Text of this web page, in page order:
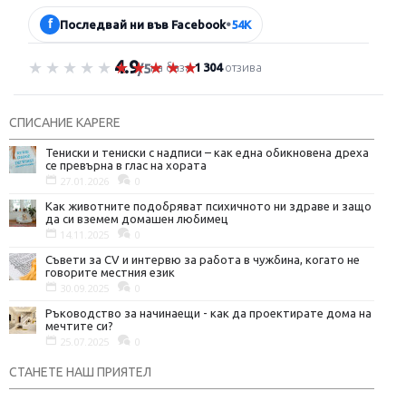
f Последвай ни във Facebook•54K
Оценка 4.9 от 5
4.9/5на база1 304отзива
СПИСАНИЕ KAPERE
Тениски и тениски с надписи – как една обикновена дреха
се превърна в глас на хората
27.01.2026 0
Как животните подобряват психичното ни здраве и защо
да си вземем домашен любимец
14.11.2025 0
Съвети за CV и интервю за работа в чужбина, когато не
говорите местния език
30.09.2025 0
Ръководство за начинаещи - как да проектирате дома на
мечтите си?
25.07.2025 0
СТАНЕТЕ НАШ ПРИЯТЕЛ